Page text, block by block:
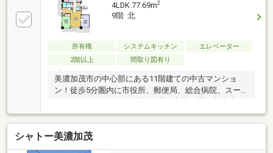
4LDK 77.69m2
9階 北
所有権 システムキッチン
エレベーター
2階以上
間取り図有り
美濃加茂市の中心部にある11階建ての中古マンショ
ン！徒歩5分圏内に市役所、郵便局、総合病院、スー
が一望できかす！
シャトー美濃加茂